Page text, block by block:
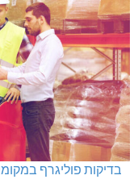
בדיקות פוליגרף